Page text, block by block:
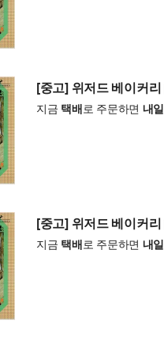
[중고] 위저드 베이커리
지금 택배로 주문하면 내일
[중고] 위저드 베이커리
지금 택배로 주문하면 내일